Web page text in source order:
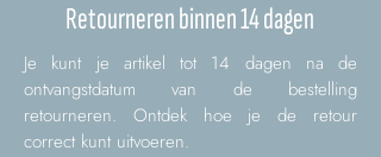
Retourneren binnen 14 dagen
Je kunt je artikel tot 14 dagen na de
ontvangstdatum van de bestelling
retourneren. Ontdek hoe je de retour
correct kunt uitvoeren.